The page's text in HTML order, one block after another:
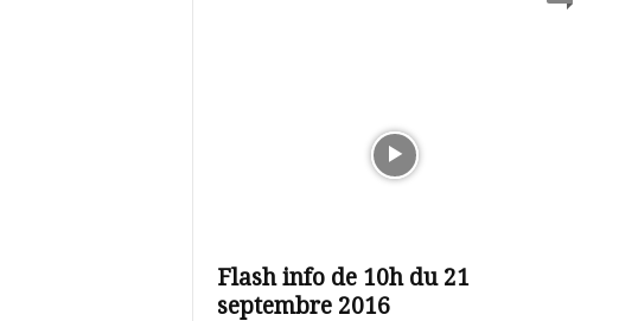
Flash info de 10h du 21
septembre 2016